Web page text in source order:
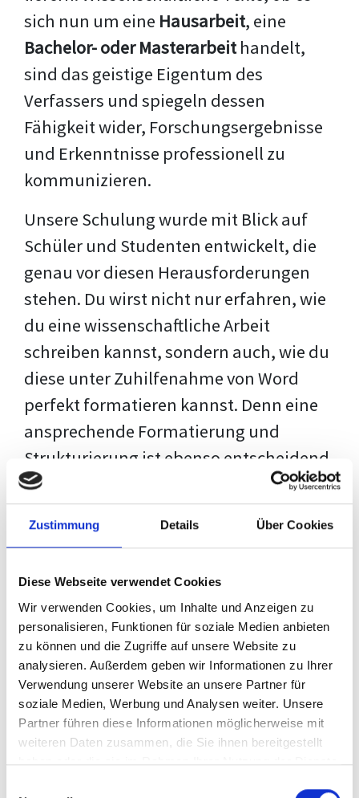
Zustimmung Details Über Cookies
Diese Webseite verwendet Cookies
Wir verwenden Cookies, um Inhalte und Anzeigen zu
personalisieren, Funktionen für soziale Medien anbieten
zu können und die Zugriffe auf unsere Website zu
analysieren. Außerdem geben wir Informationen zu Ihrer
Verwendung unserer Website an unsere Partner für
soziale Medien, Werbung und Analysen weiter. Unsere
Partner führen diese Informationen möglicherweise mit
weiteren Daten zusammen, die Sie ihnen bereitgestellt
haben oder die sie im Rahmen Ihrer Nutzung der Dienste
sich nun um eine Hausarbeit, eine
Bachelor- oder Masterarbeithandelt,
sind das geistige Eigentum des
Verfassers und spiegeln dessen
Fähigkeit wider, Forschungsergebnisse
und Erkenntnisse professionell zu
kommunizieren.
Unsere Schulung wurde mit Blick auf
Schüler und Studenten entwickelt, die
genau vor diesen Herausforderungen
stehen. Du wirst nicht nur erfahren, wie
du eine wissenschaftliche Arbeit
schreiben kannst, sondern auch, wie du
diese unter Zuhilfenahme von Word
perfekt formatieren kannst. Denn eine
ansprechende Formatierung und
Strukturierung ist ebenso entscheidend
wie der Inhalt selbst. Jeder Prüfer hat
eigene Erwartungen, und unsere
Schulung ist so konzipiert, dass sie dir
deiner individuellen Vorlage zeigt,
anstatt eine Einheitslösung zu bieten.
Der Prozess des wissenschaftlichen
Schreibens kann ohne das richtige
Wissen eine große Herausforderung
darstellen. Jedoch, ausgestattet mit
denTechniken und Strategiendieses
Kurses, wird die Formatierung deiner